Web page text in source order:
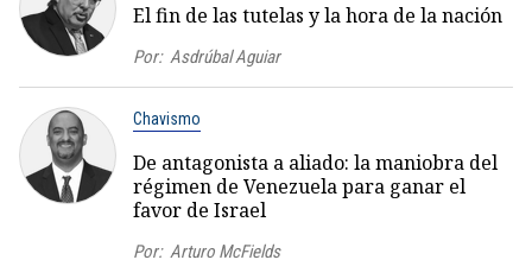
El fin de las tutelas y la hora de la nación
Por: Asdrúbal Aguiar
Chavismo
De antagonista a aliado: la maniobra del
régimen de Venezuela para ganar el
favor de Israel
Por: Arturo McFields